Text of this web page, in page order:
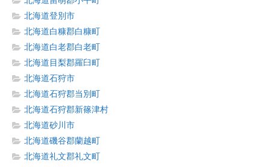
北海道登別市
北海道白糠郡白糠町
北海道白老郡白老町
北海道目梨郡羅臼町
北海道石狩市
北海道石狩郡当別町
北海道石狩郡新篠津村
北海道砂川市
北海道磯谷郡蘭越町
北海道礼文郡礼文町